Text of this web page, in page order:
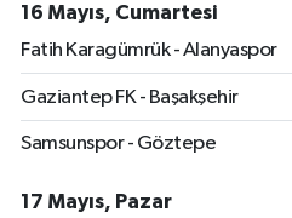
16 Mayıs, Cumartesi
Fatih Karagümrük - Alanyaspor
Gaziantep FK - Başakşehir
Samsunspor - Göztepe
17 Mayıs, Pazar